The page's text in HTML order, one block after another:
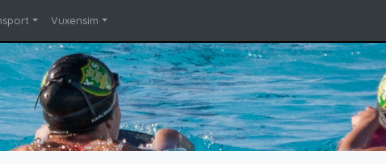
Vuxensim